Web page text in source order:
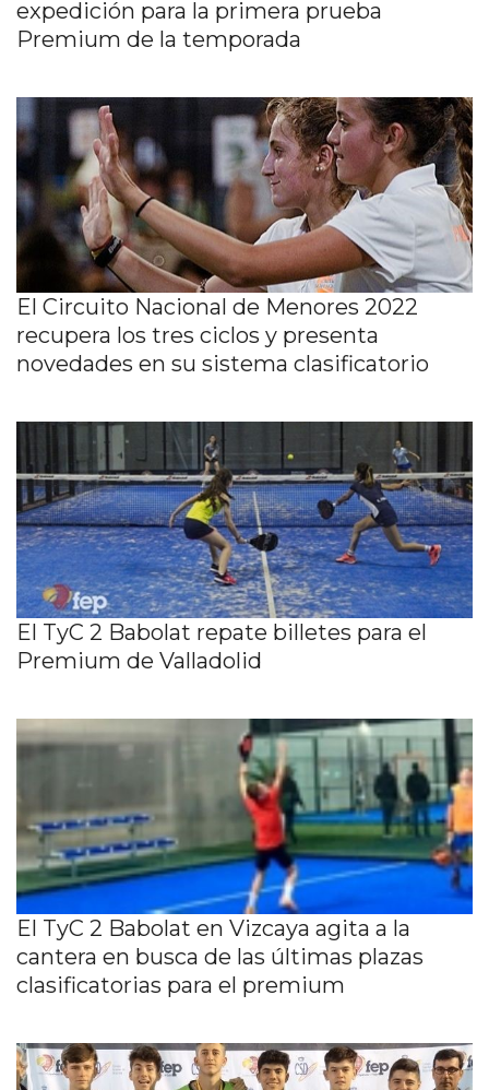
expedición para la primera prueba
Premium de la temporada
El Circuito Nacional de Menores 2022
recupera los tres ciclos y presenta
novedades en su sistema clasificatorio
El TyC 2 Babolat repate billetes para el
Premium de Valladolid
El TyC 2 Babolat en Vizcaya agita a la
cantera en busca de las últimas plazas
clasificatorias para el premium